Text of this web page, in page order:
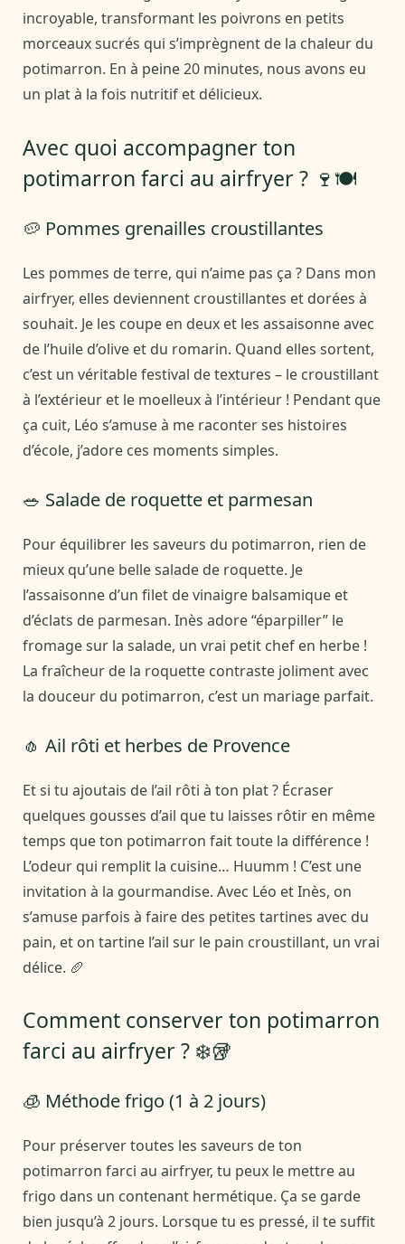
incroyable, transformant les poivrons en petits
morceaux sucrés qui s’imprègnent de la chaleur du
potimarron. En à peine 20 minutes, nous avons eu
un plat à la fois nutritif et délicieux.
Avec quoi accompagner ton
potimarron farci au airfryer ? 🍷🍽️
🥔 Pommes grenailles croustillantes
Les pommes de terre, qui n’aime pas ça ? Dans mon
airfryer, elles deviennent croustillantes et dorées à
souhait. Je les coupe en deux et les assaisonne avec
de l’huile d’olive et du romarin. Quand elles sortent,
c’est un véritable festival de textures – le croustillant
à l’extérieur et le moelleux à l’intérieur ! Pendant que
ça cuit, Léo s’amuse à me raconter ses histoires
d’école, j’adore ces moments simples.
🥗 Salade de roquette et parmesan
Pour équilibrer les saveurs du potimarron, rien de
mieux qu’une belle salade de roquette. Je
l’assaisonne d’un filet de vinaigre balsamique et
d’éclats de parmesan. Inès adore “éparpiller” le
fromage sur la salade, un vrai petit chef en herbe !
La fraîcheur de la roquette contraste joliment avec
la douceur du potimarron, c’est un mariage parfait.
🧄 Ail rôti et herbes de Provence
Et si tu ajoutais de l’ail rôti à ton plat ? Écraser
quelques gousses d’ail que tu laisses rôtir en même
temps que ton potimarron fait toute la différence !
L’odeur qui remplit la cuisine… Huumm ! C’est une
invitation à la gourmandise. Avec Léo et Inès, on
s’amuse parfois à faire des petites tartines avec du
pain, et on tartine l’ail sur le pain croustillant, un vrai
délice. 🥖
Comment conserver ton potimarron
farci au airfryer ? ❄️🥡
🧊 Méthode frigo (1 à 2 jours)
Pour préserver toutes les saveurs de ton
potimarron farci au airfryer, tu peux le mettre au
frigo dans un contenant hermétique. Ça se garde
bien jusqu’à 2 jours. Lorsque tu es pressé, il te suffit